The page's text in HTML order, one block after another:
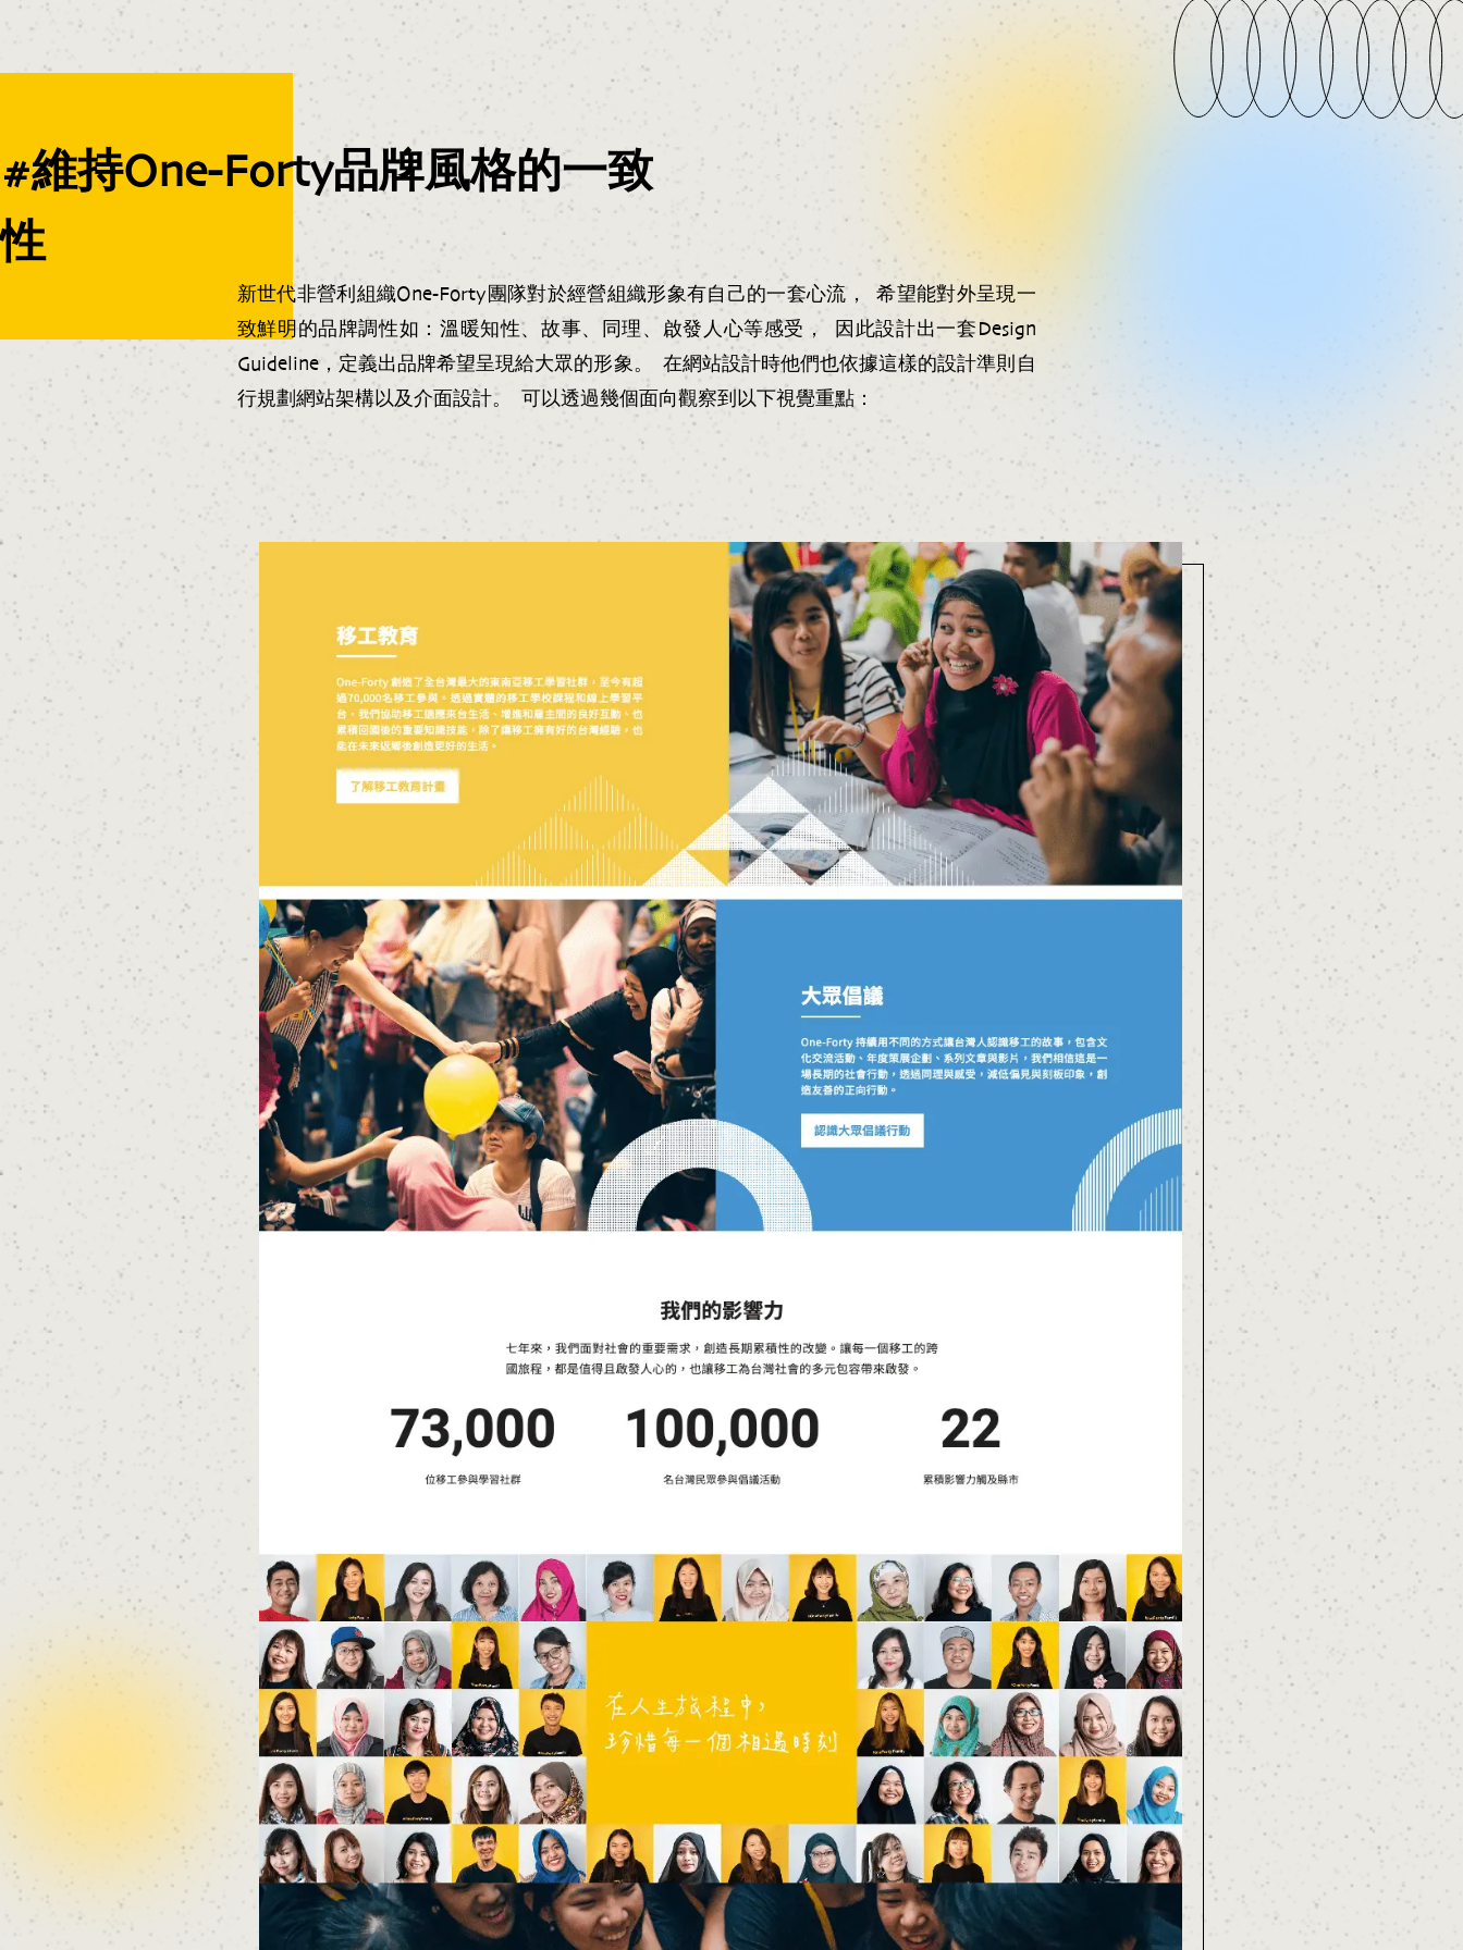
#維持One-Forty品牌風格的一致
性
新世代非營利組織One-Forty團隊對於經營組織形象有自己的一套心流， 希望能對外呈現一
致鮮明的品牌調性如：溫暖知性、故事、同理、啟發人心等感受， 因此設計出一套Design
Guideline，定義出品牌希望呈現給大眾的形象。 在網站設計時他們也依據這樣的設計準則自
行規劃網站架構以及介面設計。 可以透過幾個面向觀察到以下視覺重點：